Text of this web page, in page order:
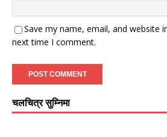
Save my name, email, and website
next time I comment.
चलचित्र सुम्निमा